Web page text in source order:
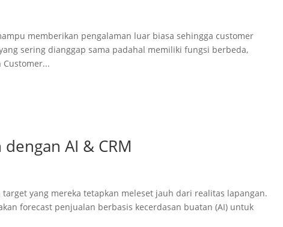
memberikan pengalaman luar biasa sehingga customer
sering dianggap sama padahal memiliki fungsi berbeda,
Customer...
AI & CRM
yang mereka tetapkan meleset jauh dari realitas lapangan.
forecast penjualan berbasis kecerdasan buatan (AI) untuk